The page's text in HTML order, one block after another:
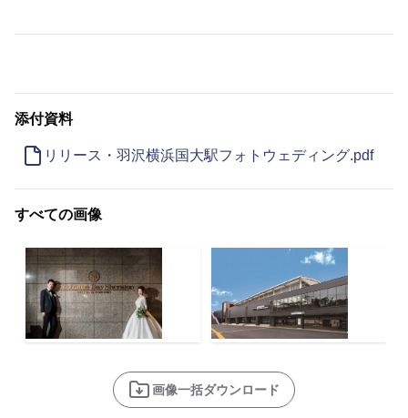
添付資料
リリース・羽沢横浜国大駅フォトウェディング.pdf
すべての画像
画像一括ダウンロード